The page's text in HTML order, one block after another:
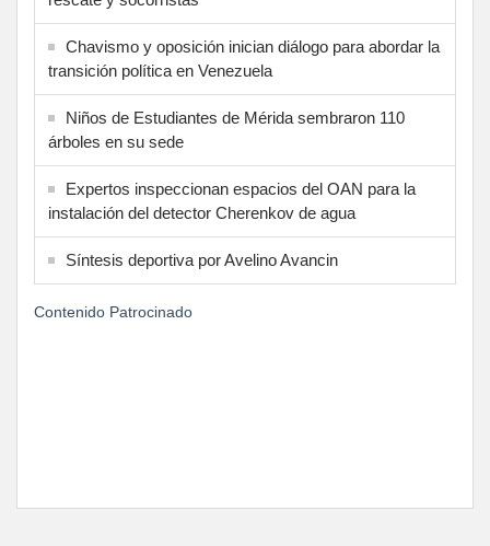
Chavismo y oposición inician diálogo para abordar la
transición política en Venezuela
Niños de Estudiantes de Mérida sembraron 110
árboles en su sede
Expertos inspeccionan espacios del OAN para la
instalación del detector Cherenkov de agua
Síntesis deportiva por Avelino Avancin
Contenido Patrocinado